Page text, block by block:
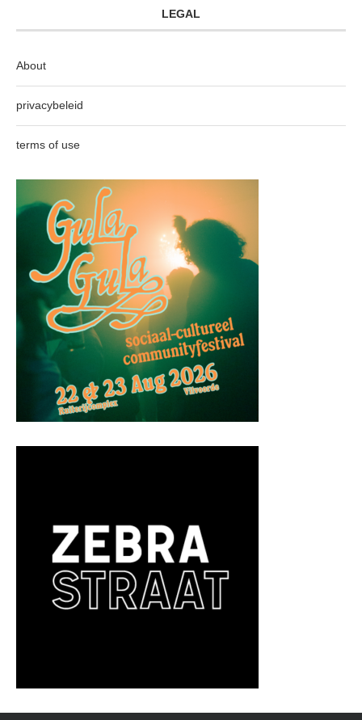
LEGAL
About
privacybeleid
terms of use